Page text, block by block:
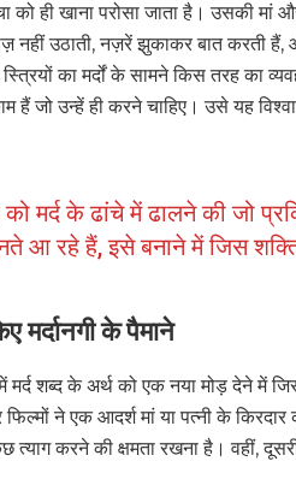
को ही खाना परोसा जाता है। उसकी
नहीं उठाती, नज़रें झुकाकर बात करती
का मर्दों के सामने किस तरह का
हैं जो उन्हें ही करने चाहिए। उसे यह
मर्द के ढांचे में ढालने की जो
आ रहे हैं, इसे बनाने में जिस शक्ति
मर्दानगी के पैमाने
मर्द शब्द के अर्थ को एक नया मोड़ देने में
ने एक आदर्श मां या पत्नी के
करने की क्षमता रखना है। वहीं,